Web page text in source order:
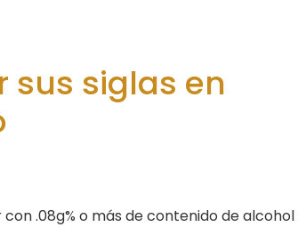
sus siglas en
.08g% o más de contenido de alcohol